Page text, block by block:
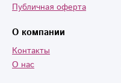
Публичная оферта
О компании
Контакты
О нас